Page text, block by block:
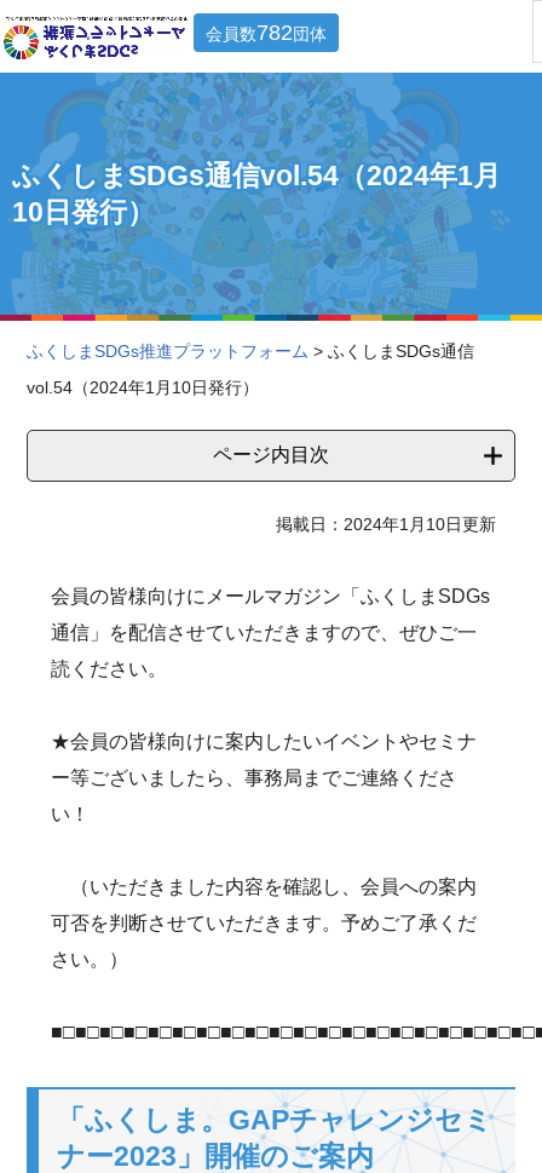
会員数782団体
ふくしまSDGs通信vol.54（2024年1月
10日発行）
ふくしまSDGs推進プラットフォーム > ふくしまSDGs通信
vol.54（2024年1月10日発行）
ページ内目次
掲載日：2024年1月10日更新
会員の皆様向けにメールマガジン「ふくしまSDGs
通信」を配信させていただきますので、ぜひご一
読ください。
★会員の皆様向けに案内したいイベントやセミナ
ー等ございましたら、事務局までご連絡くださ
い！
（いただきました内容を確認し、会員への案内
可否を判断させていただきます。予めご了承くだ
さい。）
「ふくしま。GAPチャレンジセミ
ナー2023」開催のご案内